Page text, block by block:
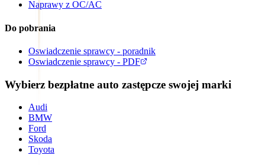
Naprawy z OC/AC
Do pobrania
Oswiadczenie sprawcy - poradnik
Oswiadczenie sprawcy - PDF
Wybierz bezpłatne auto zastępcze swojej marki
Audi
BMW
Ford
Skoda
Toyota